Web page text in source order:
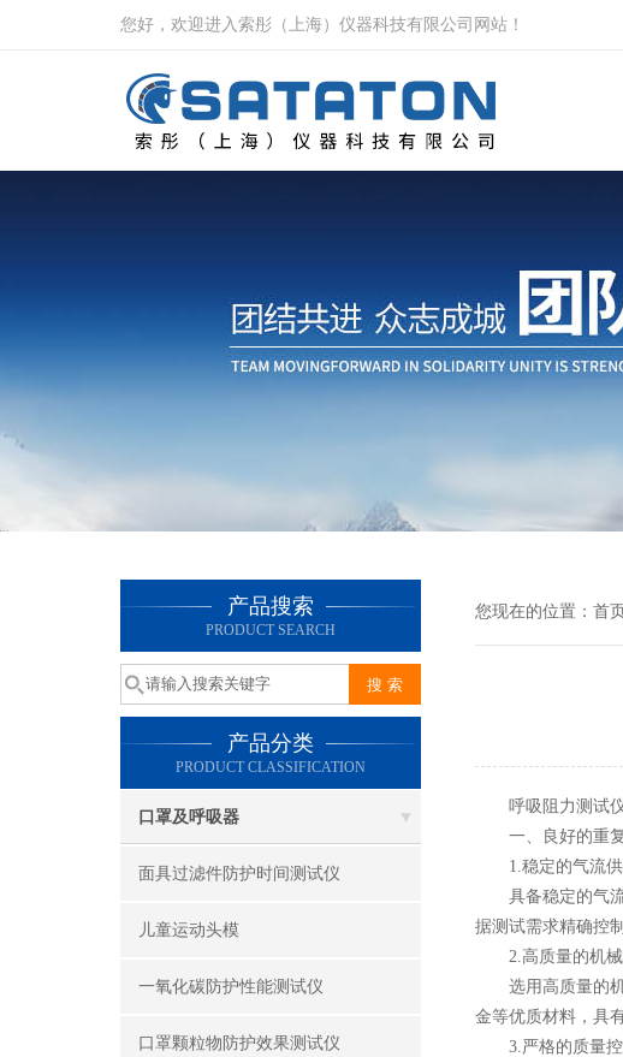
您好，欢迎进入索彤（上海）仪器科技有限公司网站！
产品搜索
PRODUCT SEARCH
产品分类
PRODUCT CLASSIFICATION
口罩及呼吸器
面具过滤件防护时间测试仪
儿童运动头模
一氧化碳防护性能测试仪
口罩颗粒物防护效果测试仪
您现在的位置： 首页
呼吸阻力测试
一、良好的重复
1.稳定的气流供
具备稳定的气流
据测试需求精确控
2.高质量的机械
选用高质量的机
金等优质材料，具
3.严格的质量控